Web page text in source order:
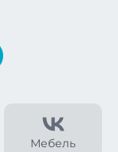
Мебель